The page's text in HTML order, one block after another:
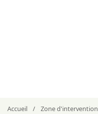
Accueil / Zone d'intervention